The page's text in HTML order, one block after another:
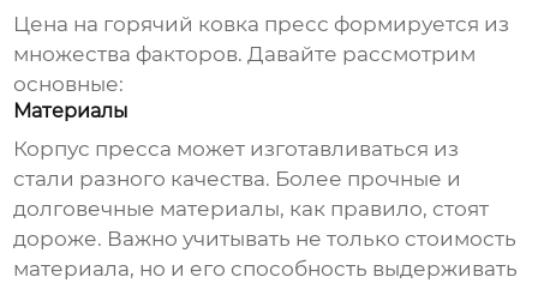
Цена на горячий ковка пресс формируется из
множества факторов. Давайте рассмотрим
основные:
Материалы
Корпус пресса может изготавливаться из
стали разного качества. Более прочные и
долговечные материалы, как правило, стоят
дороже. Важно учитывать не только стоимость
материала, но и его способность выдерживать